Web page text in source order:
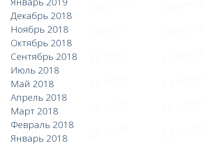
Декабрь 2018
Ноябрь 2018
Октябрь 2018
Сентябрь 2018
Июль 2018
Май 2018
Апрель 2018
Март 2018
Февраль 2018
Январь 2018